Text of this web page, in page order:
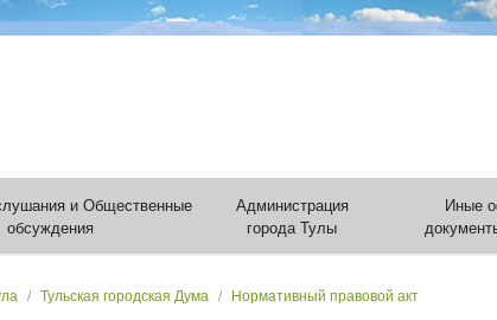
и Общественные
обсуждения
Администрация
города Тулы
Иные
Тульская городская Дума Нормативный правовой акт